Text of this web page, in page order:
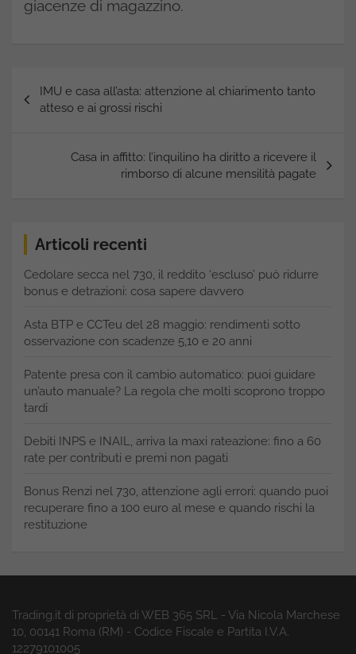
giacenze di magazzino.
articoli
IMU e casa all’asta: attenzione al chiarimento tanto
atteso e ai grossi rischi
Casa in affitto: l’inquilino ha diritto a ricevere il
rimborso di alcune mensilità pagate
Articoli recenti
Cedolare secca nel 730, il reddito ‘escluso’ può ridurre
bonus e detrazioni: cosa sapere davvero
Asta BTP e CCTeu del 28 maggio: rendimenti sotto
osservazione con scadenze 5,10 e 20 anni
Patente presa con il cambio automatico: puoi guidare
un’auto manuale? La regola che molti scoprono troppo
tardi
Debiti INPS e INAIL, arriva la maxi rateazione: fino a 60
rate per contributi e premi non pagati
Bonus Renzi nel 730, attenzione agli errori: quando puoi
recuperare fino a 100 euro al mese e quando rischi la
restituzione
Trading.it di proprietà di WEB 365 SRL - Via Nicola Marchese
10, 00141 Roma (RM) - Codice Fiscale e Partita I.V.A.
12279101005